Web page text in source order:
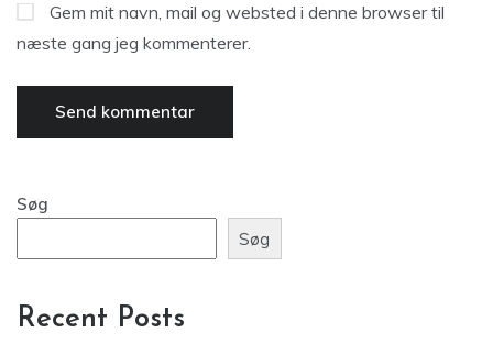
Gem mit navn, mail og websted i denne browser til
næste gang jeg kommenterer.
Søg
Søg
Recent Posts